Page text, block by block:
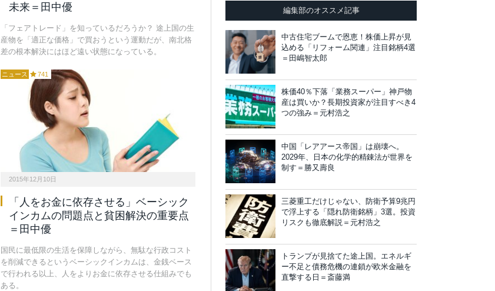
未来＝田中優
「フェアトレード」を知っているだろうか？ 途上国の生
産物を「適正な価格」で買おうという運動だが、南北格
差の根本解決にはほど遠い状態になっている。
ニュース 741
2015年12月10日
「人をお金に依存させる」ベーシック
インカムの問題点と貧困解決の重要点
＝田中優
国民に最低限の生活を保障しながら、無駄な行政コスト
を削減できるというベーシックインカムは、金銭ベース
で行われる以上、人をよりお金に依存させる仕組みでも
ある。
編集部のオススメ記事
中古住宅ブームで恩恵！株価上昇が見
込める「リフォーム関連」注目銘柄4選
＝田嶋智太郎
株価40％下落「業務スーパー」神戸物
産は買いか？長期投資家が注目すべき4
つの強み＝元村浩之
中国「レアアース帝国」は崩壊へ。
2029年、日本の化学的精錬法が世界を
制す＝勝又壽良
三菱重工だけじゃない、防衛予算9兆円
で浮上する「隠れ防衛銘柄」3選。投資
リスクも徹底解説＝元村浩之
トランプが見捨てた途上国。エネルギ
ー不足と債務危機の連鎖が欧米金融を
直撃する日＝斎藤満